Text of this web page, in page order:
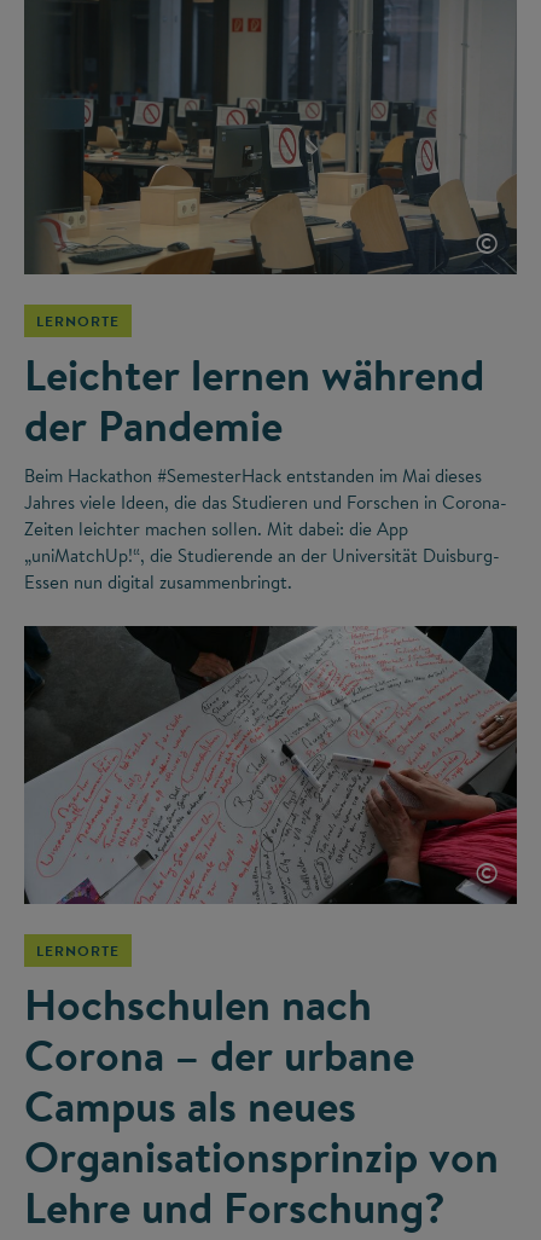
©
LERNORTE
Leichter lernen während
der Pandemie
Beim Hackathon #SemesterHack entstanden im Mai dieses
Jahres viele Ideen, die das Studieren und Forschen in Corona-
Zeiten leichter machen sollen. Mit dabei: die App
„uniMatchUp!“, die Studierende an der Universität Duisburg-
Essen nun digital zusammenbringt.
©
LERNORTE
Hochschulen nach
Corona – der urbane
Campus als neues
Organisationsprinzip von
Lehre und Forschung?